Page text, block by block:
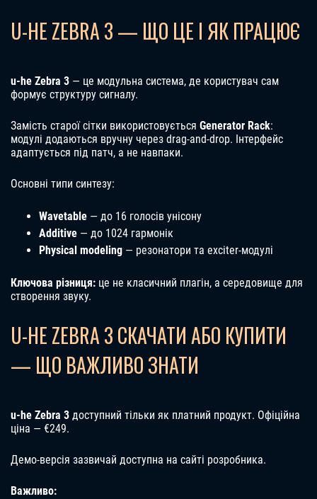
U-HE ZEBRA 3 — ЩО ЦЕ І ЯК ПРАЦЮЄ
u-he Zebra 3 — це модульна система, де користувач сам
формує структуру сигналу.
Замість старої сітки використовується Generator Rack:
модулі додаються вручну через drag-and-drop. Інтерфейс
адаптується під патч, а не навпаки.
Основні типи синтезу:
Wavetable — до 16 голосів унісону
Additive — до 1024 гармонік
Physical modeling — резонатори та exciter-модулі
Ключова різниця: це не класичний плагін, а середовище для
створення звуку.
U-HE ZEBRA 3 СКАЧАТИ АБО КУПИТИ
— ЩО ВАЖЛИВО ЗНАТИ
u-he Zebra 3 доступний тільки як платний продукт. Офіційна
ціна — €249.
Демо-версія зазвичай доступна на сайті розробника.
Важливо: